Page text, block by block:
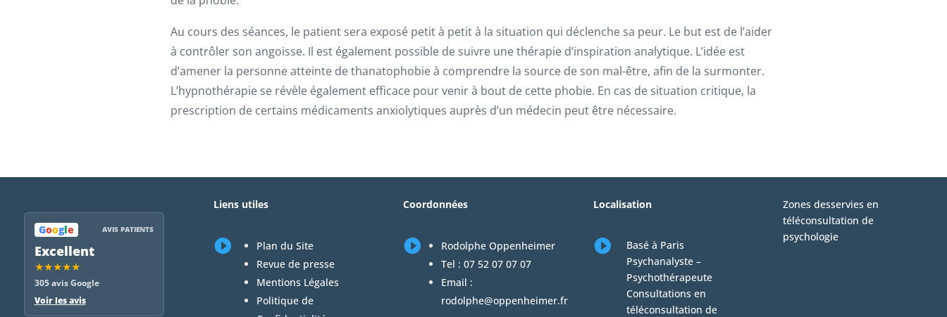
Au cours des séances, le patient sera exposé petit à petit à la situation qui déclenche sa peur. Le but est de l’aider
à contrôler son angoisse. Il est également possible de suivre une thérapie d’inspiration analytique. L’idée est
d’amener la personne atteinte de thanatophobie à comprendre la source de son mal-être, afin de la surmonter.
L’hypnothérapie se révèle également efficace pour venir à bout de cette phobie. En cas de situation critique, la
prescription de certains médicaments anxiolytiques auprès d’un médecin peut être nécessaire.
Google AVIS PATIENTS
Excellent
★★★★★
305 avis Google
Voir les avis
Liens utiles

Plan du Site
Revue de presse
Mentions Légales
Politique de
Coordonnées

Rodolphe Oppenheimer
Tel :07 52 07 07 07
Email :
rodolphe@oppenheimer.fr
Localisation

Basé à Paris
Psychanalyste –
Psychothérapeute
Consultations en
téléconsultation de
Zones desservies en
téléconsultation de
psychologie